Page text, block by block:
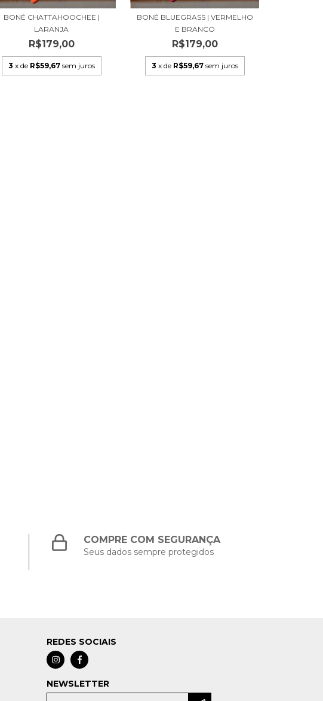
BONÉ CHATTAHOOCHEE |
LARANJA
R$179,00
3 x de R$59,67 sem juros
BONÉ BLUEGRASS | VERMELHO
E BRANCO
R$179,00
3 x de R$59,67 sem juros
COMPRE COM SEGURANÇA
Seus dados sempre protegidos
REDES SOCIAIS
NEWSLETTER